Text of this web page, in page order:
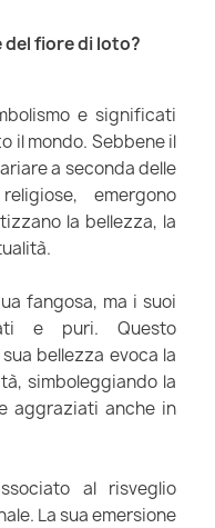
del fiore di loto?
e significati
il mondo. Sebbene il
a seconda delle
emergono
la bellezza, la
fangosa, ma i suoi
e puri. Questo
bellezza evoca la
simboleggiando la
aggraziati anche in
al risveglio
La sua emersione